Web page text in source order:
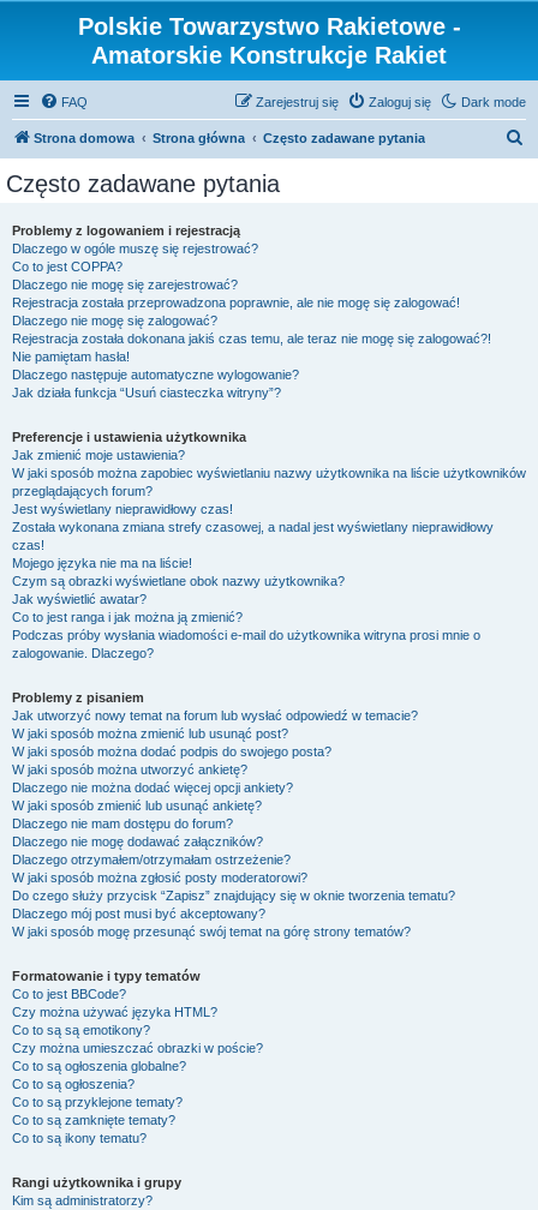
Polskie Towarzystwo Rakietowe -
Amatorskie Konstrukcje Rakiet
Dark mode
FAQ Zaloguj się
Zarejestruj się
Strona domowa Strona główna Często zadawane pytania
Często zadawane pytania
Problemy z logowaniem i rejestracją
Dlaczego w ogóle muszę się rejestrować?
Co to jest COPPA?
Dlaczego nie mogę się zarejestrować?
Rejestracja została przeprowadzona poprawnie, ale nie mogę się zalogować!
Dlaczego nie mogę się zalogować?
Rejestracja została dokonana jakiś czas temu, ale teraz nie mogę się zalogować?!
Nie pamiętam hasła!
Dlaczego następuje automatyczne wylogowanie?
Jak działa funkcja “Usuń ciasteczka witryny”?
Preferencje i ustawienia użytkownika
Jak zmienić moje ustawienia?
W jaki sposób można zapobiec wyświetlaniu nazwy użytkownika na liście użytkowników
przeglądających forum?
Jest wyświetlany nieprawidłowy czas!
Została wykonana zmiana strefy czasowej, a nadal jest wyświetlany nieprawidłowy
czas!
Mojego języka nie ma na liście!
Czym są obrazki wyświetlane obok nazwy użytkownika?
Jak wyświetlić awatar?
Co to jest ranga i jak można ją zmienić?
Podczas próby wysłania wiadomości e-mail do użytkownika witryna prosi mnie o
zalogowanie. Dlaczego?
Problemy z pisaniem
Jak utworzyć nowy temat na forum lub wysłać odpowiedź w temacie?
W jaki sposób można zmienić lub usunąć post?
W jaki sposób można dodać podpis do swojego posta?
W jaki sposób można utworzyć ankietę?
Dlaczego nie można dodać więcej opcji ankiety?
W jaki sposób zmienić lub usunąć ankietę?
Dlaczego nie mam dostępu do forum?
Dlaczego nie mogę dodawać załączników?
Dlaczego otrzymałem/otrzymałam ostrzeżenie?
W jaki sposób można zgłosić posty moderatorowi?
Do czego służy przycisk “Zapisz” znajdujący się w oknie tworzenia tematu?
Dlaczego mój post musi być akceptowany?
W jaki sposób mogę przesunąć swój temat na górę strony tematów?
Formatowanie i typy tematów
Co to jest BBCode?
Czy można używać języka HTML?
Co to są są emotikony?
Czy można umieszczać obrazki w poście?
Co to są ogłoszenia globalne?
Co to są ogłoszenia?
Co to są przyklejone tematy?
Co to są zamknięte tematy?
Co to są ikony tematu?
Rangi użytkownika i grupy
Kim są administratorzy?